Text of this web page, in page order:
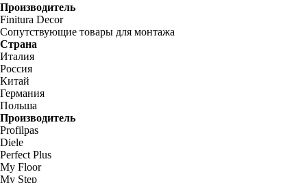
Производитель
Finitura Decor
Сопутствующие товары для монтажа
Страна
Италия
Россия
Китай
Германия
Польша
Производитель
Profilpas
Diele
Perfect Plus
My Floor
My Step